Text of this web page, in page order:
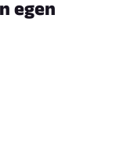
egen